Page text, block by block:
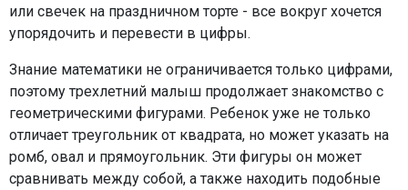
или свечек на праздничном торте - все вокруг хочется
упорядочить и перевести в цифры.
Знание математики не ограничивается только цифрами,
поэтому трехлетний малыш продолжает знакомство с
геометрическими фигурами. Ребенок уже не только
отличает треугольник от квадрата, но может указать на
ромб, овал и прямоугольник. Эти фигуры он может
сравнивать между собой, а также находить подобные